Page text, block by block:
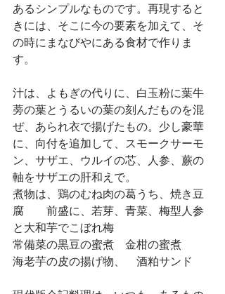
あるシンプルなものです。再現すると
きには、そこに今の要素を加えて、そ
の時にまなびやにある食材で作りま
す。
汁は、よもぎの代りに、白玉粉に葉牛
蒡の葉とうるいの葉の刻んだものを混
ぜ、あられ衣で揚げたもの。少し豪華
に、向付を追加して、スモークサーモ
ン、サザエ、ウルイの芯、人参、蕨の
軸をサザエの肝和えで。
煮物は、鶏のむね肉の葛うち、焼き豆
腐　　前盛に、若芽、青菜、梅型人参
と大和芋でこぼれ梅
常備菜の黒豆の蜜煮　金柑の蜜煮
海老芋の皮の揚げ物、　酒粕サンド